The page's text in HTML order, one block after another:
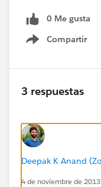
0 Me gusta
Compartir
Show menu
3 respuestas
Deepak K Anand
4 de noviembre de